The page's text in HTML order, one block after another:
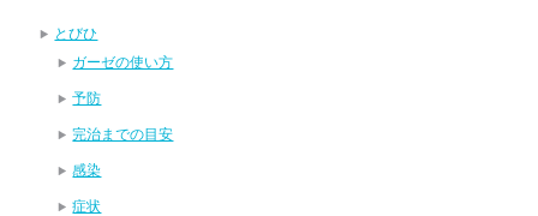
とびひ
ガーゼの使い方
予防
完治までの目安
感染
症状